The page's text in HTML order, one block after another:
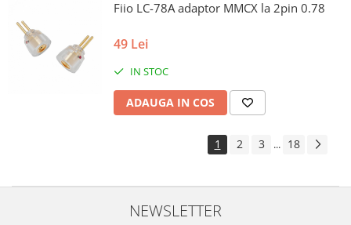
Fiio LC-78A adaptor MMCX la 2pin 0.78
49 Lei
IN STOC
ADAUGA IN COS
1 2 3 ... 18
NEWSLETTER